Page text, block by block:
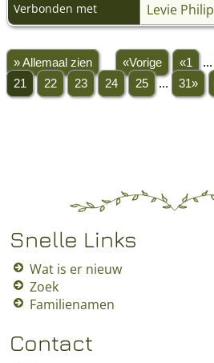
Verbonden met Levie Philip
» Allemaal zien «Vorige «1 ...
21
22 23 24 25 ... 31»
Snelle Links
Wat is er nieuw
Zoek
Familienamen
Contact